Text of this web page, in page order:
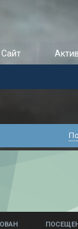
Сайт